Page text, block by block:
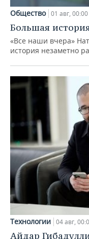
Общество 01 авг, 00:00
Большая
«Все наши вчера»
история незаметно
Технологии 04 авг,
Айдар